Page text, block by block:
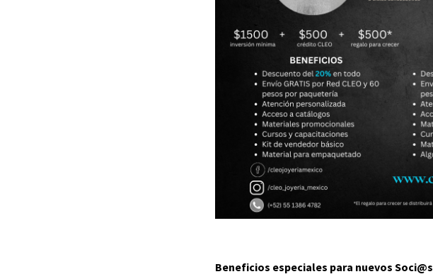
Beneficios especiales para nuevos Soci@s